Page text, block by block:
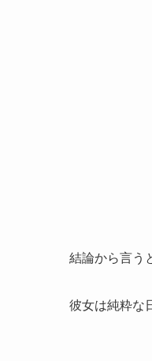
結論から言う
彼女は純粋な